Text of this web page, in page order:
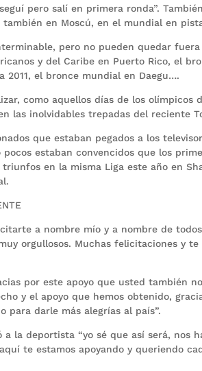
pero salí en primera ronda”.
en Moscú, en el mundial en
pero no pueden quedar
y del Caribe en Puerto Rico, el
2011, el bronce mundial en Daegu….
como aquellos días de los olímpicos
las inolvidables trepadas del reciente
que estaban pegados a los
estaban convencidos que los
en la misma Liga este año en
a nombre mío y a nombre de
orgullosos. Muchas felicitaciones y
por este apoyo que usted también
y el apoyo que hemos obtenido,
para darle más alegrías al país”.
a la deportista “yo sé que así será, nos
te estamos apoyando y queriendo